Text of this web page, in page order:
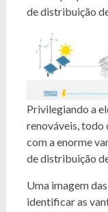
de distribuição
Privilegiando a
renováveis, todo
com a enorme
de distribuição
Uma imagem
identificar as